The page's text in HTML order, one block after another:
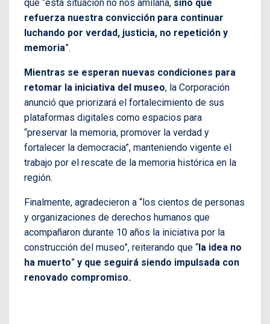
que “esta situación no nos amilana, sino que
refuerza nuestra convicción para continuar
luchando por verdad, justicia, no repetición y
memoria”.
Mientras se esperan nuevas condiciones para
retomar la iniciativa del museo, la Corporación
anunció que priorizará el fortalecimiento de sus
plataformas digitales como espacios para
“preservar la memoria, promover la verdad y
fortalecer la democracia”, manteniendo vigente el
trabajo por el rescate de la memoria histórica en la
región.
Finalmente, agradecieron a “los cientos de personas
y organizaciones de derechos humanos que
acompañaron durante 10 años la iniciativa por la
construcción del museo”, reiterando que “la idea no
ha muerto” y que seguirá siendo impulsada con
renovado compromiso.